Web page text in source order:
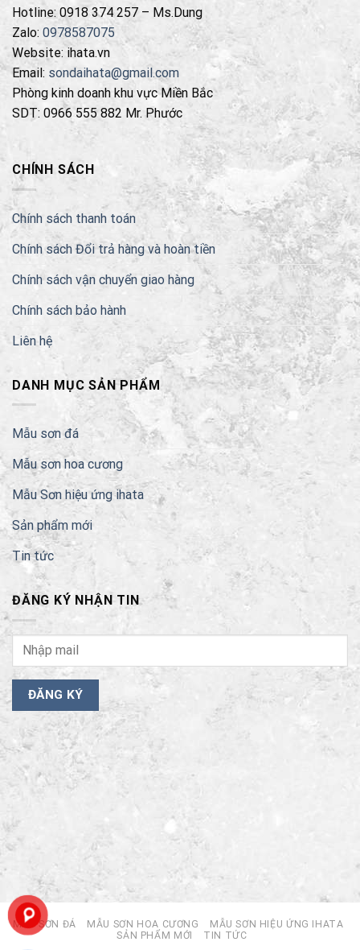
Hotline: 0918 374 257 – Ms.Dung
Zalo: 0978587075
Website: ihata.vn
Email: sondaihata@gmail.com
Phòng kinh doanh khu vực Miền Bắc
SDT: 0966 555 882 Mr. Phước
CHÍNH SÁCH
Chính sách thanh toán
Chính sách Đổi trả hàng và hoàn tiền
Chính sách vận chuyển giao hàng
Chính sách bảo hành
Liên hệ
DANH MỤC SẢN PHẨM
Mẫu sơn đá
Mẫu sơn hoa cương
Mẫu Sơn hiệu ứng ihata
Sản phẩm mới
Tin tức
ĐĂNG KÝ NHẬN TIN
MẪU SƠN ĐÁ MẪU SƠN HOA CƯƠNG
MẪU SƠN HIỆU ỨNG IHATA
SẢN PHẨM MỚI
TIN TỨC